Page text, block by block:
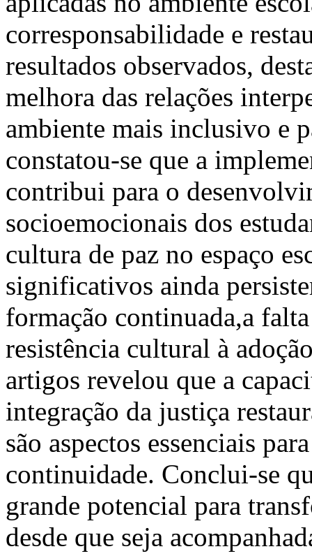
corresponsabilidade e
resultados observados,
melhora das relações
ambiente mais inclusivo e
constatou-se que a
contribui para o
socioemocionais dos
cultura de paz no espaço
significativos ainda
formação continuada,a
resistência cultural à
artigos revelou que a
integração da justiça
são aspectos essenciais
continuidade. Conclui-se
grande potencial para
desde que seja